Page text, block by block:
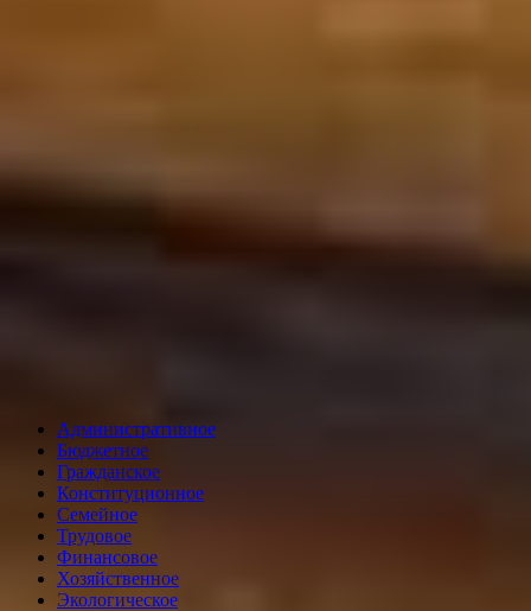
Административное
Бюджетное
Гражданское
Конституционное
Семейное
Трудовое
Финансовое
Хозяйственное
Экологическое